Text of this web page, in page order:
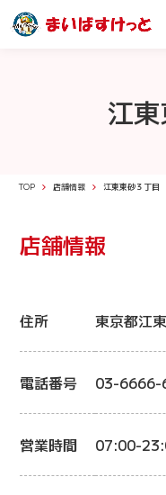
江
TOP 店舗情報 江東東砂３丁目
店舗情報
住所 東京都江
電話番号 03-6666-
営業時間 07:00-